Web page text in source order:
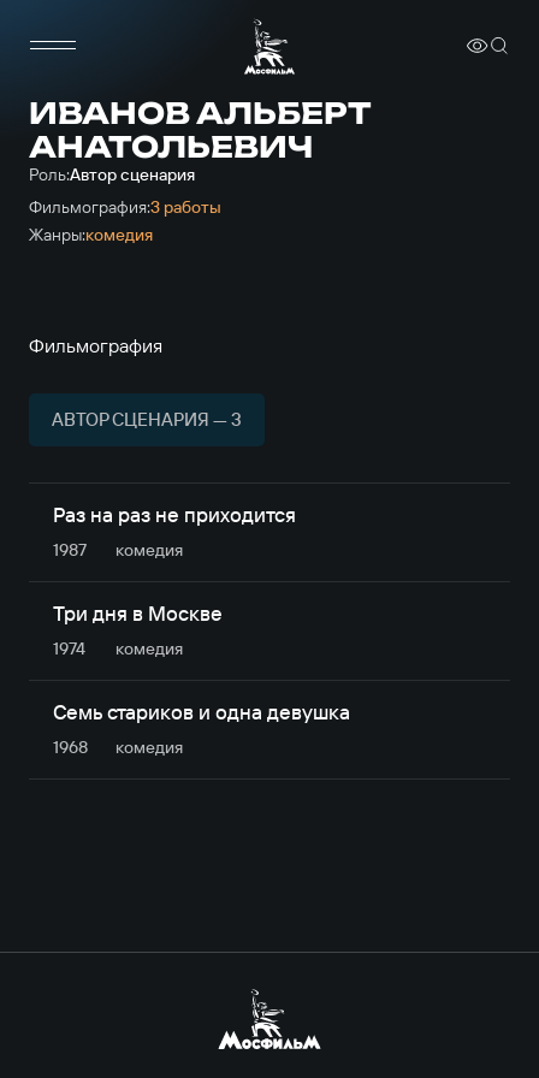
ИВАНОВ АЛЬБЕРТ
АНАТОЛЬЕВИЧ
Роль:Автор сценария
Фильмография:3 работы
Жанры:комедия
Фильмография
АВТОР СЦЕНАРИЯ — 3
Раз на раз не приходится
1987 комедия
Три дня в Москве
1974 комедия
Семь стариков и одна девушка
1968 комедия